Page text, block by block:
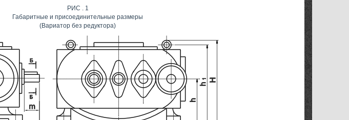
РИС . 1
Габаритные и присоединительные размеры
(Вариатор без редуктора)